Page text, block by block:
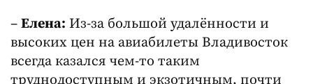
– Елена: Из-за большой удалённости и
высоких цен на авиабилеты Владивосток
всегда казался чем-то таким
труднодоступным и экзотичным, почти